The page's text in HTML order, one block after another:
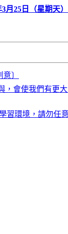
月25日（星期天
〕
，會使我們有更
習環境，請勿